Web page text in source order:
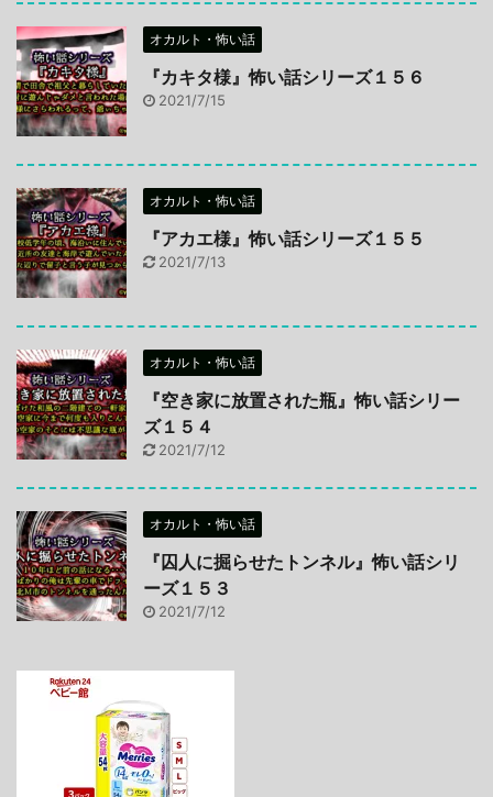
オカルト・怖い話
『カキタ様』怖い話シリーズ１５６
2021/7/15
オカルト・怖い話
『アカエ様』怖い話シリーズ１５５
2021/7/13
オカルト・怖い話
『空き家に放置された瓶』怖い話シリー
ズ１５４
2021/7/12
オカルト・怖い話
『囚人に掘らせたトンネル』怖い話シリ
ーズ１５３
2021/7/12